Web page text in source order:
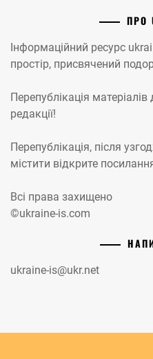
ПРО
Інформаційний ресурс
простір, присвячений
Перепублікація
редакції!
Перепублікація, після
містити відкрите
Всі права захищено
©ukraine-is.com
ukraine-is@ukr.net